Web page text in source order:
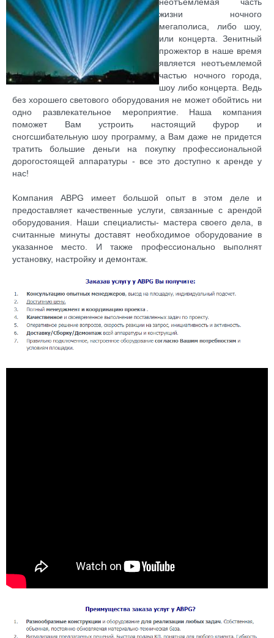
жизни ночного
мегаполиса, либо шоу,
или концерта. Зенитный
прожектор в наше время
является неотъемлемой
частью ночного города,
шоу либо концерта. Ведь
без хорошего светового оборудования не может обойтись ни
одно развлекательное мероприятие. Наша компания
поможет Вам устроить настоящий фурор и
сногсшибательную шоу программу, а Вам даже не придется
тратить большие деньги на покупку профессиональной
дорогостоящей аппаратуры - все это доступно к аренде у
нас!
Kомпания ABPG имеет большой опыт в этом деле и
предоставляет качественные услуги, связанные с арендой
оборудования. Наши специалисты- мастера своего дела, в
считанные минуты доставят необходимое оборудование в
указанное место. И также профессионально выполнят
установку, настройку и демонтаж.